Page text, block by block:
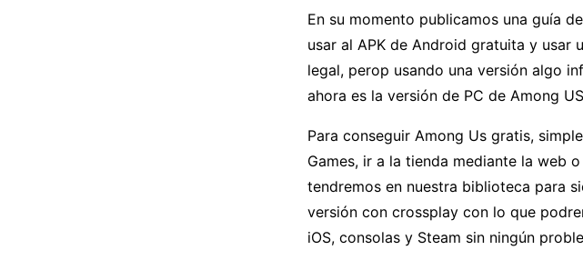
En su momento publicamos una guía de
usar al APK de Android gratuita y
legal, perop usando una versión algo
ahora es la versión de PC de Among
Para conseguir Among Us gratis,
Games, ir a la tienda mediante la web
tendremos en nuestra biblioteca para
versión con crossplay con lo que
iOS, consolas y Steam sin ningún